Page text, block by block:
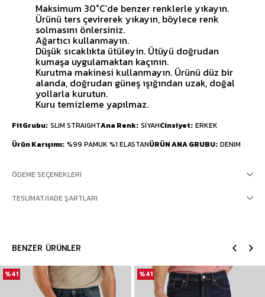
Maksimum 30°C’de benzer renklerle yıkayın.
Ürünü ters çevirerek yıkayın, böylece renk
solmasını önlersiniz.
Ağartıcı kullanmayın.
Düşük sıcaklıkta ütüleyin. Ütüyü doğrudan
kumaşa uygulamaktan kaçının.
Kurutma makinesi kullanmayın. Ürünü düz bir
alanda, doğrudan güneş ışığından uzak, doğal
yollarla kurutun.
Kuru temizleme yapılmaz.
FitGrubu SLIM STRAIGHTAna Renk SİYAHCinsiyet ERKEK
Ürün Karışımı %99 PAMUK %1 ELASTANÜRÜN ANA GRUBU DENIM
ÖDEME SEÇENEKLERI
TESLIMAT/İADE ŞARTLARI
BENZER ÜRÜNLER
%41 %41